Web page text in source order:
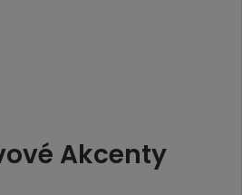
Akcenty